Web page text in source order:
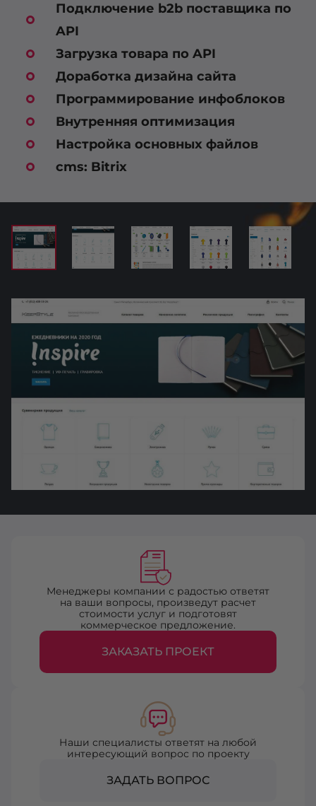
Подключение b2b поставщика по
API
Загрузка товара по API
Доработка дизайна сайта
Программирование инфоблоков
Внутренняя оптимизация
Настройка основных файлов
cms: Bitrix
Менеджеры компании с радостью ответят
на ваши вопросы, произведут расчет
стоимости услуг и подготовят
коммерческое предложение.
ЗАКАЗАТЬ ПРОЕКТ
Наши специалисты ответят на любой
интересующий вопрос по проекту
ЗАДАТЬ ВОПРОС